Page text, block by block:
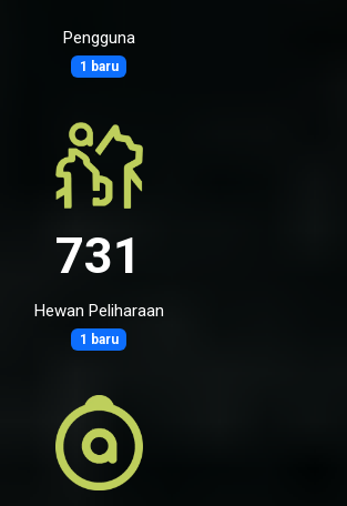
Pengguna
1 baru
731
Hewan Peliharaan
1 baru